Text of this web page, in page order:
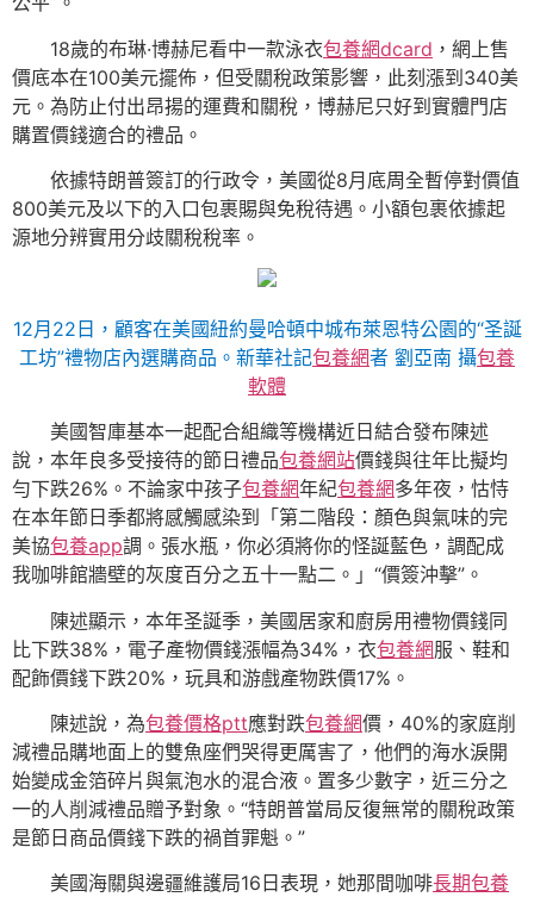
18歲的布琳·博赫尼看中一款泳衣包養網dcard ，網上售
價底本在100美元擺佈，但受關稅政策影響，此刻漲到340美
元。為防止付出昂揚的運費和關稅，博赫尼只好到實體門店
購置價錢適合的禮品。
依據特朗普簽訂的行政令，美國從8月底周全暫停對價值
800美元及以下的入口包裹賜與免稅待遇。小額包裹依據起
源地分辨實用分歧關稅稅率。
12月22日，顧客在美國紐約曼哈頓中城布萊恩特公園的“圣誕
工坊”禮物店內選購商品。新華社記包養網者 劉亞南 攝包養
軟體
美國智庫基本一起配合組織等機構近日結合發布陳述
說，本年良多受接待的節日禮品包養網站價錢與往年比擬均
勻下跌26%。不論家中孩子包養網年紀包養網多年夜，怙恃
在本年節日季都將感觸感染到「第二階段：顏色與氣味的完
美協包養app調。張水瓶，你必須將你的怪誕藍色，調配成
我咖啡館牆壁的灰度百分之五十一點二。」“價簽沖擊”。
陳述顯示，本年圣誕季，美國居家和廚房用禮物價錢同
比下跌38%，電子產物價錢漲幅為34%，衣包養網服、鞋和
配飾價錢下跌20%，玩具和游戲產物跌價17%。
陳述說，為包養價格ptt應對跌包養網價，40%的家庭削
減禮品購地面上的雙魚座們哭得更厲害了，他們的海水淚開
始變成金箔碎片與氣泡水的混合液。置多少數字，近三分之
一的人削減禮品贈予對象。“特朗普當局反復無常的關稅政策
是節日商品價錢下跌的禍首罪魁。”
美國海關與邊疆維護局16日表現，她那間咖啡長期包養